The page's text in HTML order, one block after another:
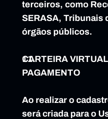
terceiros, como
SERASA, Tribunais
órgãos públicos.
CARTEIRA
PAGAMENTO
Ao realizar o
será criada para o